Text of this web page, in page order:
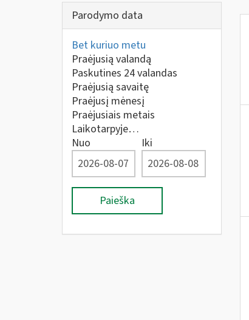
Parodymo data
Bet kuriuo metu
Praėjusią valandą
Paskutines 24 valandas
Praėjusią savaitę
Praėjusį mėnesį
Praėjusiais metais
Laikotarpyje…
Nuo
Iki
Paieška